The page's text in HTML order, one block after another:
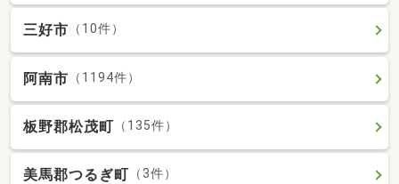
三好市 （10件）
阿南市 （1194件）
板野郡松茂町 （135件）
美馬郡つるぎ町 （3件）